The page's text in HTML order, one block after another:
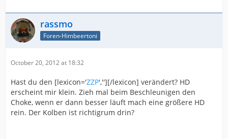
rassmo
Foren-Himbeertoni
October 20, 2012 at 18:32
Hast du den [lexicon='ZZP',''][/lexicon] verändert? HD
erscheint mir klein. Zieh mal beim Beschleunigen den
Choke, wenn er dann besser läuft mach eine größere HD
rein. Der Kolben ist richtigrum drin?